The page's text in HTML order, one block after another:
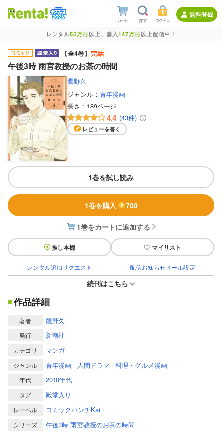
無料登録
レンタル55万冊以上、購入147万冊以上配信中！
【全4巻】 完結
午後3時 雨宮教授のお茶の時間
鷹野久
ジャンル： 青年漫画
長さ： 189ページ
4.4 (43件)
レビューを書く
1巻を試し読み
1巻を購入 700
1巻をカートに追加する
推し本棚 マイリスト
レンタル追加リクエスト 配信お知らせメール設定
続刊はこちら
作品詳細
著者 鷹野久
発行 新潮社
カテゴリ マンガ
ジャンル 青年漫画 人間ドラマ 料理・グルメ漫画
年代 2010年代
タグ 殿堂入り
レーベル コミックバンチKai
シリーズ
午後3時 雨宮教授のお茶の時間